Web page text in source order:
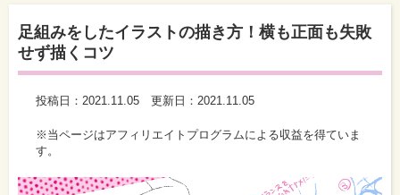
足組みをしたイラストの描き方！横も正面も失敗
せず描くコツ
投稿日： 2021.11.05 更新日： 2021.11.05
※当ページはアフィリエイトプログラムによる収益を得ていま
す。